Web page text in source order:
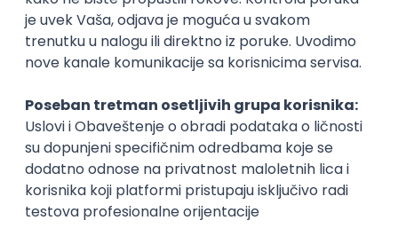
Okupljamo IT zajednicu, podižemo
transparentnost domaćeg IT tržišta rada i
efikasno spajamo kandidate i poslodavce.